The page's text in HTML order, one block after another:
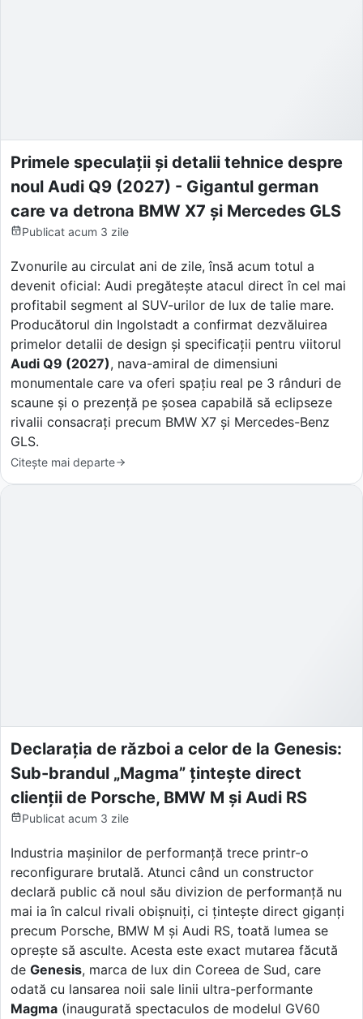
Primele speculații și detalii tehnice despre
noul Audi Q9 (2027) - Gigantul german
care va detrona BMW X7 și Mercedes GLS
Publicat acum 3 zile
Zvonurile au circulat ani de zile, însă acum totul a
devenit oficial: Audi pregătește atacul direct în cel mai
profitabil segment al SUV-urilor de lux de talie mare.
Producătorul din Ingolstadt a confirmat dezvăluirea
primelor detalii de design și specificații pentru viitorul
Audi Q9 (2027), nava-amiral de dimensiuni
monumentale care va oferi spațiu real pe 3 rânduri de
scaune și o prezență pe șosea capabilă să eclipseze
rivalii consacrați precum BMW X7 și Mercedes-Benz
GLS.
Citește mai departe
Declarația de război a celor de la Genesis:
Sub-brandul „Magma” țintește direct
clienții de Porsche, BMW M și Audi RS
Publicat acum 3 zile
Industria mașinilor de performanță trece printr-o
reconfigurare brutală. Atunci când un constructor
declară public că noul său divizion de performanță nu
mai ia în calcul rivali obișnuiți, ci țintește direct giganți
precum Porsche, BMW M și Audi RS, toată lumea se
oprește să asculte. Acesta este exact mutarea făcută
de Genesis, marca de lux din Coreea de Sud, care
odată cu lansarea noii sale linii ultra-performante
Magma (inaugurată spectaculos de modelul GV60